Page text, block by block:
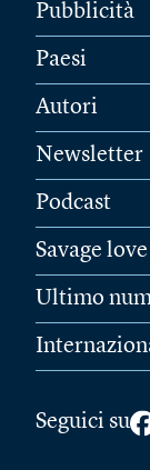
Pubblicità
Paesi
Autori
Newsletter
Podcast
Savage love
Ultimo
Seguici su